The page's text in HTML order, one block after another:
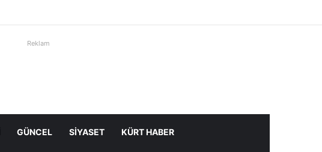
Reklam
GÜNCEL SIYASET KÜRT HABER